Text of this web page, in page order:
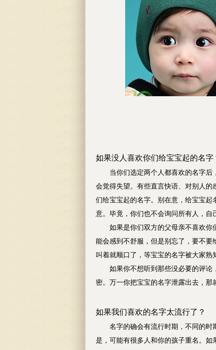
如果没人喜欢你们给宝宝起的名字
当你们选定两个人都喜欢的名字后
会觉得失望。有些直言快语、对别人
们给宝宝起的名字。别在意，给宝宝
意。毕竟，你们也不会询问所有人，自
如果是你们双方的父母亲不喜欢你
能会感到不舒服，但是别忘了，要不
叫着就顺口了，等宝宝的名字被大家熟
如果你不想听到那些没必要的评论
密。万一你把宝宝的名字泄露出去，那
如果我们喜欢的名字太流行了？
名字的确会有流行时期，不同的时
是，可能有很多人和你的孩子重名。